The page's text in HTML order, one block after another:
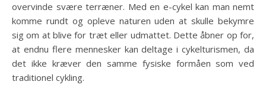
overvinde svære terræner. Med en e-cykel kan man nemt
komme rundt og opleve naturen uden at skulle bekymre
sig om at blive for træt eller udmattet. Dette åbner op for,
at endnu flere mennesker kan deltage i cykelturismen, da
det ikke kræver den samme fysiske formåen som ved
traditionel cykling.